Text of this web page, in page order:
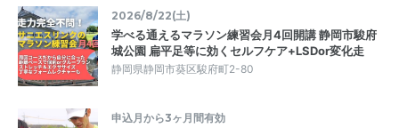
2026/8/22(土)
学べる通えるマラソン練習会月4回開講 静岡市駿府
城公園 扁平足等に効くセルフケア+LSDor変化走
静岡県静岡市葵区駿府町2-80
申込月から3ヶ月間有効